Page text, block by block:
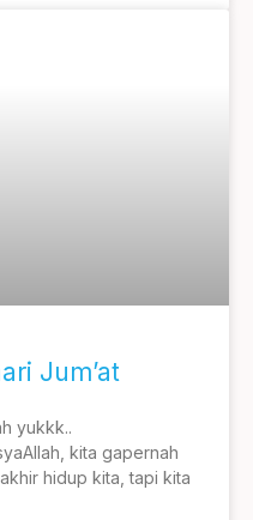
Jum’at
yukkk..
kita gapernah
hidup kita, tapi kita